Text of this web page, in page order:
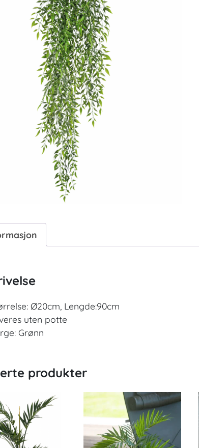
Ø20cm, Lengde:90cm
uten potte
Grønn
produkter